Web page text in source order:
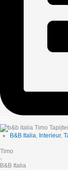
B&B Italia, Interieur,
Timo
-
B&B Italia